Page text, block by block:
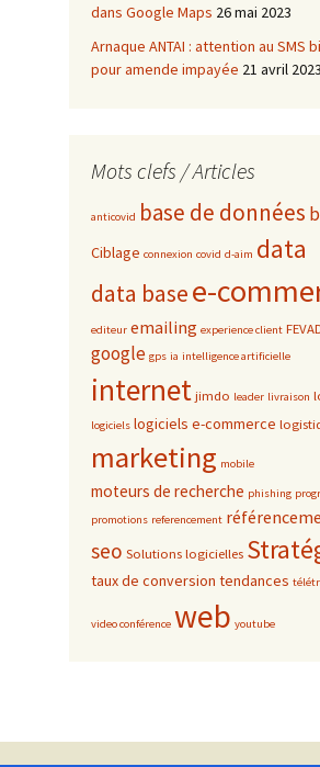
dans Google Maps 26 mai 2023
Arnaque ANTAI : attention au SMS
pour amende impayée 21 avril 2023
Mots clefs / Articles
anticovid base de données
Ciblage connexion covid d-aim data
data basee-
editeur emailing experience client
google gps ia intelligence artificielle
internetjimdo leader livraison
logiciels logiciels e-commerce
marketing mobile
moteurs de recherche phishing
promotions referencement
seo Solutions logicielles
taux de conversion tendances
video conférence web youtube